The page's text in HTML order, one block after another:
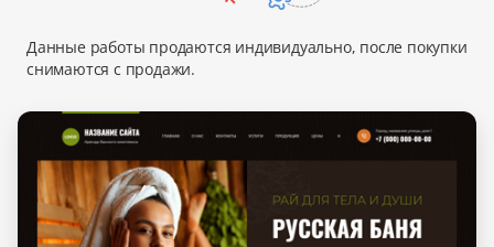
Данные работы продаются индивидуально, после покупки
снимаются с продажи.